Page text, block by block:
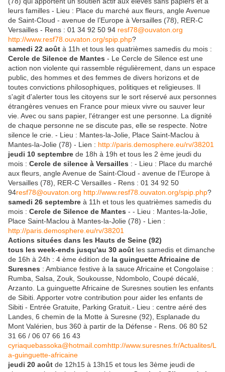
leurs familles - Lieu : Place du marché aux fleurs, angle Avenue
de Saint-Cloud - avenue de l’Europe à Versailles (78), RER-C
Versailles - Rens : 01 34 92 50 94 resf78@ouvaton.org
http://www.resf78.ouvaton.org/spip.php?
samedi 22 août à 11h et tous les quatrièmes samedis du mois :
Cercle de Silence de Mantes - Le Cercle de Silence est une
action non violente qui rassemble régulièrement, dans un espace
public, des hommes et des femmes de divers horizons et de
toutes convictions philosophiques, politiques et religieuses. Il
s'agit d'alerter tous les citoyens sur le sort réservé aux personnes
étrangères venues en France pour mieux vivre ou sauver leur
vie. Avec ou sans papier, l'étranger est une personne. La dignité
de chaque personne ne se discute pas, elle se respecte. Notre
silence le crie. - Lieu : Mantes-la-Jolie, Place Saint-Maclou à
Mantes-la-Jolie (78) - Lien : http://paris.demosphere.eu/rv/38201
jeudi 10 septembre de 18h à 19h et tous les 2 ème jeudi du
mois : Cercle de silence à Versailles : - Lieu : Place du marché
aux fleurs, angle Avenue de Saint-Cloud - avenue de l’Europe à
Versailles (78), RER-C Versailles - Rens : 01 34 92 50
94resf78@ouvaton.org http://www.resf78.ouvaton.org/spip.php?
samedi 26 septembre à 11h et tous les quatrièmes samedis du
mois : Cercle de Silence de Mantes - - Lieu : Mantes-la-Jolie,
Place Saint-Maclou à Mantes-la-Jolie (78) - Lien :
http://paris.demosphere.eu/rv/38201
Actions situées dans les Hauts de Seine (92)
tous les week-ends jusqu'au 30 août les samedis et dimanche
de 16h à 24h : 4 ème édition de la guinguette Africaine de
Suresnes : Ambiance festive à la sauce Africaine et Congolaise :
Rumba, Salsa, Zouk, Soukousse, Ndombolo, Coupé décalé,
Arzanto. La guinguette Africaine de Suresnes soutien les enfants
de Sibiti. Apporter votre contribution pour aider les enfants de
Sibiti - Entrée Gratuite, Parking Gratuit.- Lieu : centre aéré des
Landes, 6 chemin de la Motte à Suresne (92), Esplanade du
Mont Valérien, bus 360 à partir de la Défense - Rens. 06 80 52
31 66 / 06 07 66 16 43
cyriaquebassoka@hotmail.comhttp://www.suresnes.fr/Actualites/L
a-guinguette-africaine
jeudi 20 août de 12h15 à 13h15 et tous les 3ème jeudi de